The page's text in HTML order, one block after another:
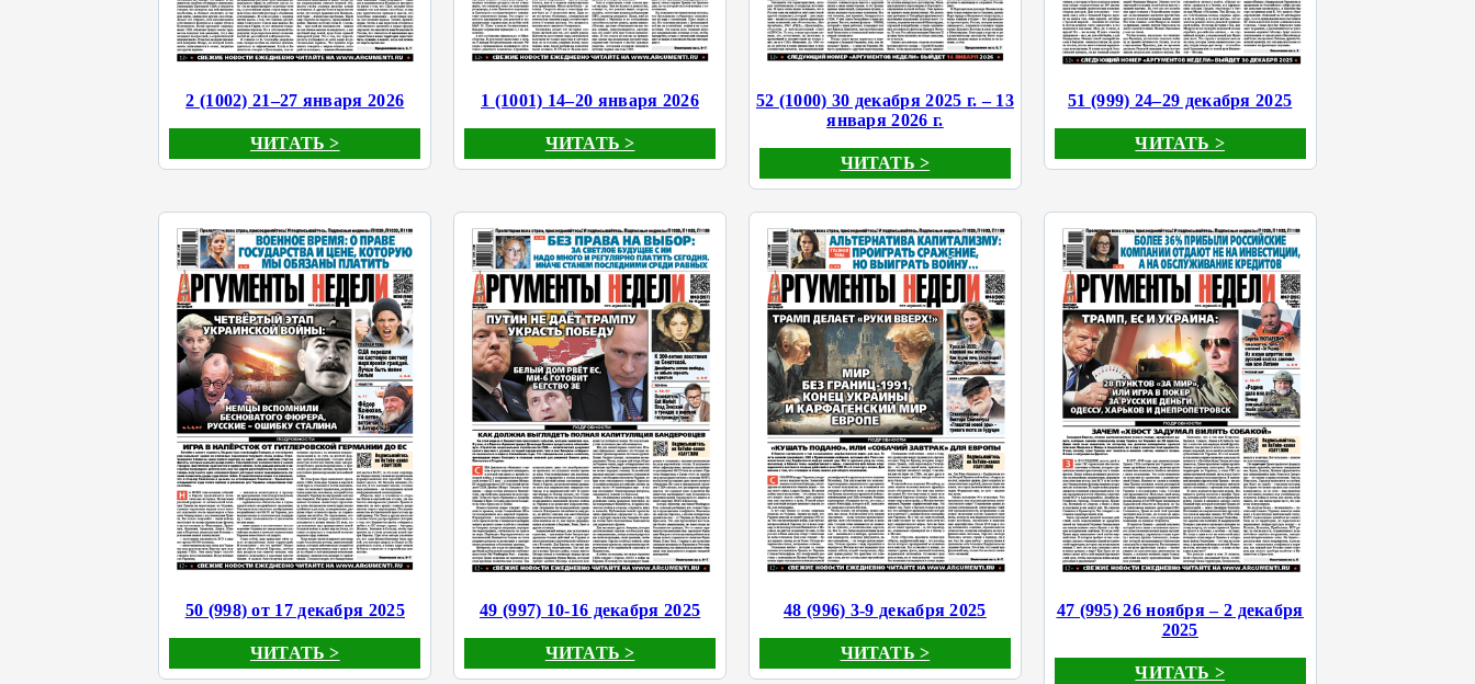
2 (1002) 21–27 января 2026
ЧИТАТЬ >
1 (1001) 14–20 января 2026
ЧИТАТЬ >
52 (1000) 30 декабря 2025 г. – 13
января 2026 г.
ЧИТАТЬ >
51 (999) 24–29 декабря 2025
ЧИТАТЬ >
50 (998) от 17 декабря 2025
ЧИТАТЬ >
49 (997) 10-16 декабря 2025
ЧИТАТЬ >
48 (996) 3-9 декабря 2025
ЧИТАТЬ >
47 (995) 26 ноября – 2 декабря
2025
ЧИТАТЬ >